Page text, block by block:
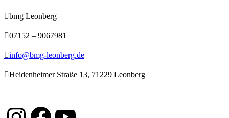
bmg Leonberg
07152 – 9067981
info@bmg-leonberg.de
Heidenheimer Straße 13, 71229 Leonberg